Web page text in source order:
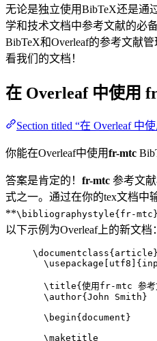
无论是独立使用BibTeX还是通
学和技术文档中参考文献的必
BibTeX和Overleaf的参考文献
看我们的文档！
在 Overleaf 中使用
Section titled “在 Overleaf 中
你能在Overleaf中使用fr-mtc
答案是肯定的！ fr-mtc 参考文
式之一。通过在你的tex文档中
**\bibliographystyle{fr-mtc}
以下示例为Overleaf上的新文档：
\documentclass{ article }
\usepackage
utf8 ]{
\title{使用fr-mtc 参考
\author{John Smith}
\begin{ document }
\maketitle